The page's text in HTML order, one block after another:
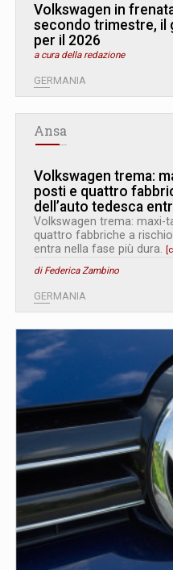
Volkswagen in
secondo trimestre, il
per il 2026
a cura della redazione
GERMANIA
Ansa
Volkswagen trema:
posti e quattro
dell’auto tedesca
Volkswagen trema: maxi-
quattro fabbriche a
entra nella fase più dura.
di Federica Zambino
GERMANIA